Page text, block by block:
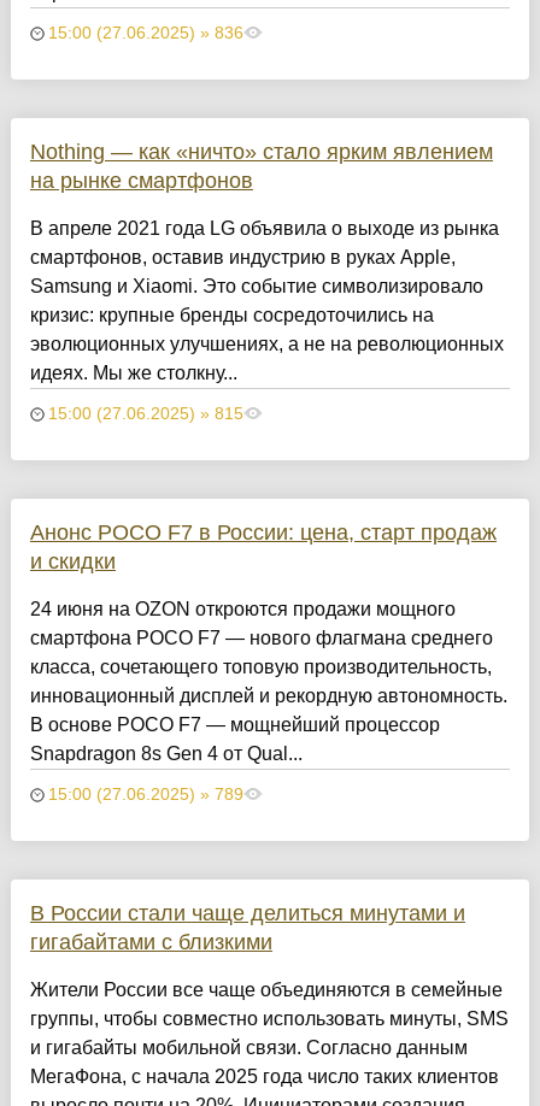
15:00 (27.06.2025) » 836
Nothing — как «ничто» стало ярким явлением
на рынке смартфонов
В апреле 2021 года LG объявила о выходе из рынка
смартфонов, оставив индустрию в руках Apple,
Samsung и Xiaomi. Это событие символизировало
кризис: крупные бренды сосредоточились на
эволюционных улучшениях, а не на революционных
идеях. Мы же столкну...
15:00 (27.06.2025) » 815
Анонс POCO F7 в России: цена, старт продаж
и скидки
24 июня на OZON откроются продажи мощного
смартфона POCO F7 — нового флагмана среднего
класса, сочетающего топовую производительность,
инновационный дисплей и рекордную автономность.
В основе POCO F7 — мощнейший процессор
Snapdragon 8s Gen 4 от Qual...
15:00 (27.06.2025) » 789
В России стали чаще делиться минутами и
гигабайтами с близкими
Жители России все чаще объединяются в семейные
группы, чтобы совместно использовать минуты, SMS
и гигабайты мобильной связи. Согласно данным
МегаФона, с начала 2025 года число таких клиентов